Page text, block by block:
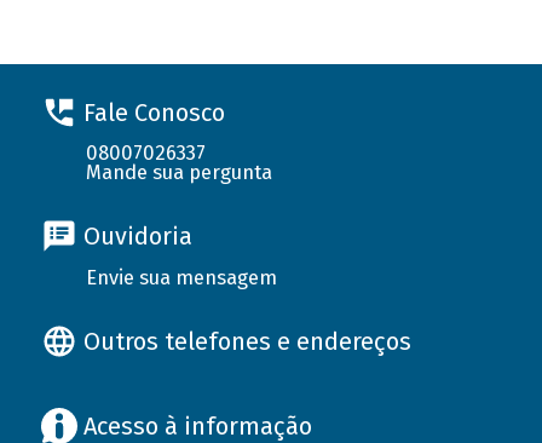
Fale Conosco
08007026337
Mande sua pergunta
Ouvidoria
Envie sua mensagem
Outros telefones e endereços
Acesso à informação